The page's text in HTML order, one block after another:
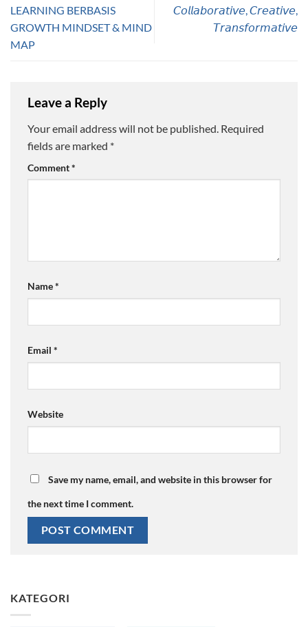
LEARNING BERBASIS
GROWTH MINDSET & MIND
MAP
𝘊𝘰𝘭𝘭𝘢𝘣𝘰𝘳𝘢𝘵𝘪𝘷𝘦, 𝘊𝘳𝘦𝘢𝘵𝘪𝘷𝘦,
𝘛𝘳𝘢𝘯𝘴𝘧𝘰𝘳𝘮𝘢𝘵𝘪𝘷𝘦
Leave a Reply
Your email address will not be published. Required
fields are marked *
Comment*
Name*
Email *
Website
Save my name, email, and website in this browser for
the next time I comment.
KATEGORI